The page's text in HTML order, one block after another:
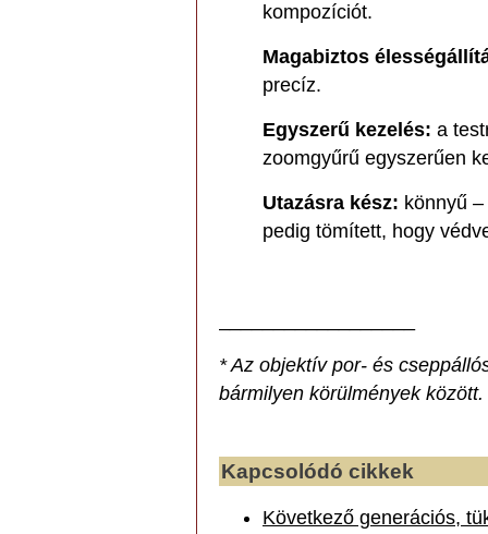
kompozíciót.
Magabiztos
precíz.
Egyszerű kezelés: a
zoomgyűrű egyszerűen
Utazásra kész: könnyű
pedig tömített, hogy
* Az objektív por- és
bármilyen körülmények között.
Kapcsolódó cikkek
Következő generációs,